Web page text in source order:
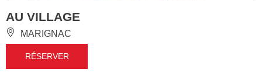
AU VILLAGE
MARIGNAC
RÉSERVER